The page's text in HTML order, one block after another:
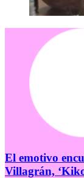
El emotivo
Villagrán,